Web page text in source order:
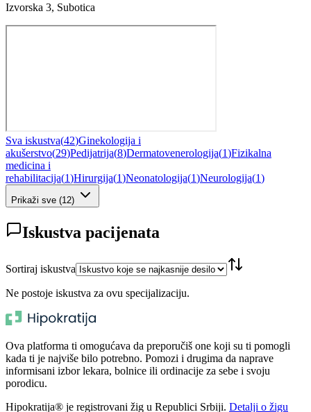
Izvorska 3, Subotica
Sva iskustva(42)Ginekologija i
akušerstvo(29)Pedijatrija(8)Dermatovenerologija(1)Fizikalna
medicina i
rehabilitacija(1)Hirurgija(1)Neonatologija(1)Neurologija(1)
Prikaži sve (12)
Iskustva pacijenata
Sortiraj iskustva
Ne postoje iskustva za ovu specijalizaciju.
Ova platforma ti omogućava da preporučiš one koji su ti pomogli
kada ti je najviše bilo potrebno. Pomozi i drugima da naprave
informisani izbor lekara, bolnice ili ordinacije za sebe i svoju
porodicu.
Hipokratija® je registrovani žig u Republici Srbiji. Detalji o žigu